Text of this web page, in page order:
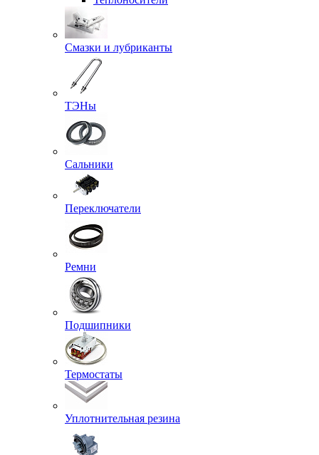
Смазки и лубриканты
ТЭНы
Сальники
Переключатели
Ремни
Подшипники
Термостаты
Уплотнительная резина